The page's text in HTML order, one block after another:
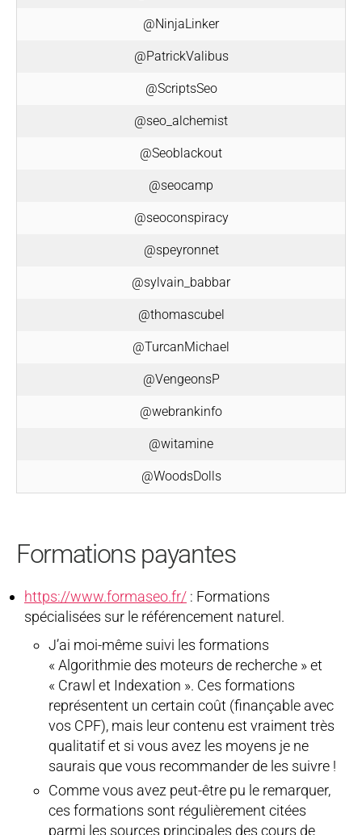
@NinjaLinker
@PatrickValibus
@ScriptsSeo
@seo_alchemist
@Seoblackout
@seocamp
@seoconspiracy
@speyronnet
@sylvain_babbar
@thomascubel
@TurcanMichael
@VengeonsP
@webrankinfo
@witamine
@WoodsDolls
Formations payantes
https://www.formaseo.fr/ : Formations
spécialisées sur le référencement naturel.
J’ai moi-même suivi les formations
« Algorithmie des moteurs de recherche » et
« Crawl et Indexation ». Ces formations
représentent un certain coût (finançable avec
vos CPF), mais leur contenu est vraiment très
qualitatif et si vous avez les moyens je ne
saurais que vous recommander de les suivre !
Comme vous avez peut-être pu le remarquer,
ces formations sont régulièrement citées
parmi les sources principales des cours de